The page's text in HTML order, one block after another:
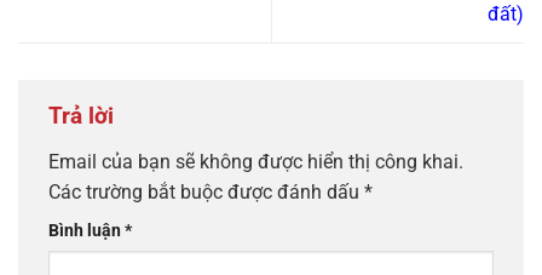
đất)
Trả lời
Email của bạn sẽ không được hiển thị công khai.
Các trường bắt buộc được đánh dấu *
Bình luận*